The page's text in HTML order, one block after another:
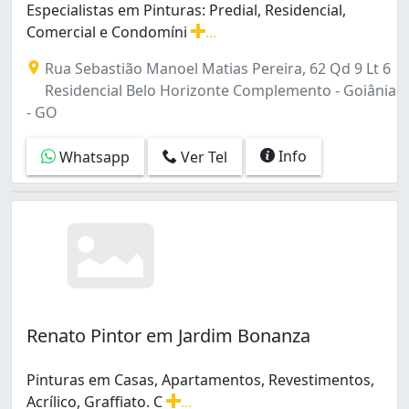
Jardim São José (1)
Jardim da Luz (1)
Jardim das Esmeraldas (2)
Loteamento Alphaville Residencial (1)
Loteamento Portal do Sol II (1)
Loteamento Tropical Ville (1)
Nova Suíça (1)
Residencial Cidade Verde (1)
Residencial Fidelis (1)
Especialistas em Pinturas: Predial, Residencial,
Comercial e Condomíni
Rua Sebastião Manoel Matias Pereira, 62 Qd 9 Lt 6
Residencial Belo Horizonte Complemento - Goiânia
- GO
Whatsapp Ver Tel Info
Renato Pintor em Jardim Bonanza
Pinturas em Casas, Apartamentos, Revestimentos,
Acrílico, Graffiato. C